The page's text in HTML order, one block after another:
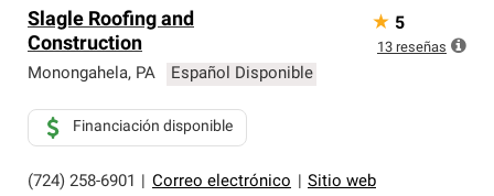
Slagle Roofing and
Construction
Monongahela, PA Español Disponible
(724) 258-6901 Correo electrónico Sitio web
Financiación disponible
★ 5
13 reseñas